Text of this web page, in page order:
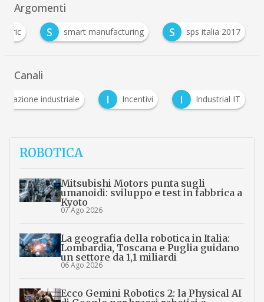
Argomenti
S smart manufacturing S sps italia 2017
Canali
industriale I Incentivi I Industrial IT
ROBOTICA
Mitsubishi Motors punta sugli
umanoidi: sviluppo e test in fabbrica a
Kyoto
07 Ago 2026
La geografia della robotica in Italia:
Lombardia, Toscana e Puglia guidano
un settore da 1,1 miliardi
06 Ago 2026
Ecco Gemini Robotics 2: la Physical AI